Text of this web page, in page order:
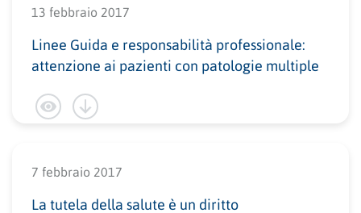
13 febbraio 2017
Linee Guida e responsabilità professionale:
attenzione ai pazienti con patologie multiple
7 febbraio 2017
La tutela della salute è un diritto